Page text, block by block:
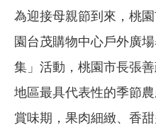
為迎接母親節到來，桃
園台茂購物中心戶外廣
集」活動，桃園市長張
地區最具代表性的季節
賞味期，果肉細緻、香